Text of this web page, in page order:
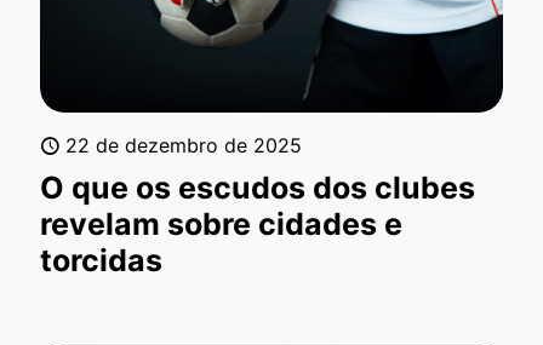
22 de dezembro de 2025
O que os escudos dos clubes
revelam sobre cidades e
torcidas